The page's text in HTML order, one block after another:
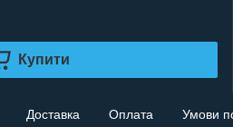
Купити
Доставка Оплата Умови